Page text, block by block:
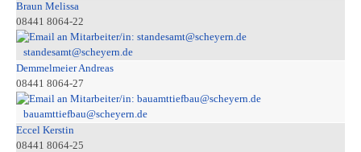
Braun Melissa
08441 8064-22
standesamt@scheyern.de
Demmelmeier Andreas
08441 8064-27
bauamttiefbau@scheyern.de
Eccel Kerstin
08441 8064-25